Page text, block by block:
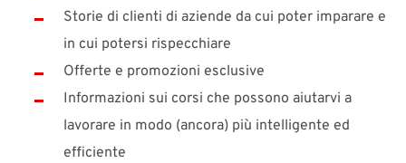
Storie di clienti di aziende da cui poter imparare e
in cui potersi rispecchiare
Offerte e promozioni esclusive
Informazioni sui corsi che possono aiutarvi a
lavorare in modo (ancora) più intelligente ed
efficiente